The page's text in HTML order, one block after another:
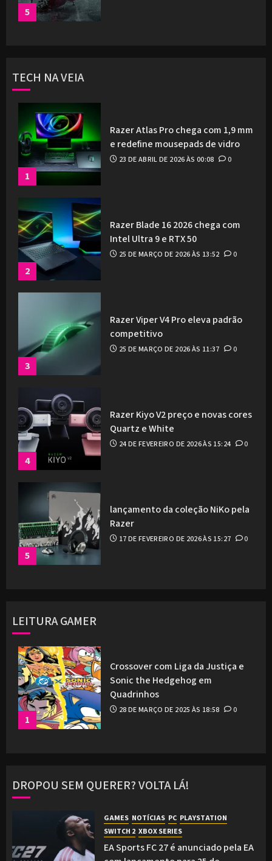
5
TECH NA VEIA
1
Razer Atlas Pro chega com 1,9 mm
e redefine mousepads de vidro
23 DE ABRIL DE 2026 ÀS 00:08 0
2
Razer Blade 16 2026 chega com
Intel Ultra 9 e RTX 50
25 DE MARÇO DE 2026 ÀS 13:52 0
3
Razer Viper V4 Pro eleva padrão
competitivo
25 DE MARÇO DE 2026 ÀS 11:37 0
4
Razer Kiyo V2 preço e novas cores
Quartz e White
24 DE FEVEREIRO DE 2026 ÀS 15:24 0
5
lançamento da coleção NiKo pela
Razer
17 DE FEVEREIRO DE 2026 ÀS 15:27 0
LEITURA GAMER
1
Crossover com Liga da Justiça e
Sonic the Hedgehog em
Quadrinhos
28 DE MARÇO DE 2025 ÀS 18:58 0
DROPOU SEM QUERER? VOLTA LÁ!
GAMES NOTÍCIAS PC PLAYSTATION
SWITCH 2 XBOX SERIES
EA Sports FC 27 é anunciado pela EA